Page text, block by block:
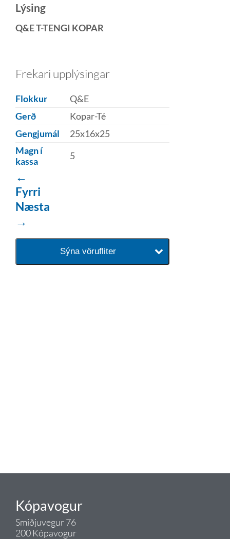
Lýsing
Q&E T-TENGI KOPAR
Frekari upplýsingar
Flokkur
Q&E
Gerð
Kopar-Té
Gengjumál
25x16x25
Magn í
kassa
5
←
Fyrri
Næsta
→
Sýna vörufliter
Kópavogur
Smiðjuvegur 76
200 Kópavogur